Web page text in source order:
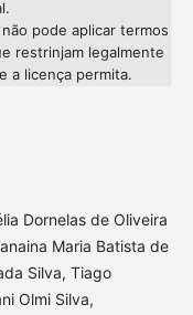
pode aplicar termos
restrinjam legalmente
a licença permita.
Dornelas de Oliveira
Maria Batista de
Silva, Tiago
Olmi Silva,